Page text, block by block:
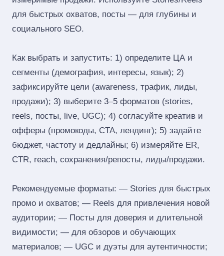
для быстрых охватов, посты — для глубины и
социального SEO.
Как выбрать и запустить: 1) определите ЦА и
сегменты (демография, интересы, язык); 2)
зафиксируйте цели (awareness, трафик, лиды,
продажи); 3) выберите 3–5 форматов (stories,
reels, посты, live, UGC); 4) согласуйте креатив и
офферы (промокоды, CTA, лендинг); 5) задайте
бюджет, частоту и дедлайны; 6) измеряйте ER,
CTR, reach, сохранения/репосты, лиды/продажи.
Рекомендуемые форматы: — Stories для быстрых
промо и охватов; — Reels для привлечения новой
аудитории; — Посты для доверия и длительной
видимости; — для обзоров и обучающих
материалов; — UGC и дуэты для аутентичности;